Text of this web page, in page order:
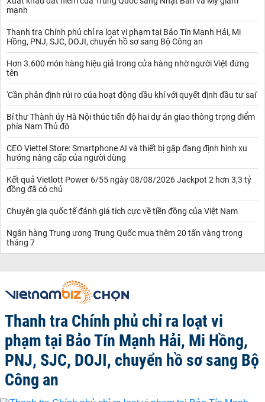
mạnh
Thanh tra Chính phủ chỉ ra loạt vi phạm tại Bảo Tín Mạnh Hải, Mi
Hồng, PNJ, SJC, DOJI, chuyển hồ sơ sang Bộ Công an
Hơn 3.600 món hàng hiệu giả trong cửa hàng nhờ người Việt đứng
tên
'Cần phân định rủi ro của hoạt động dầu khí với quyết định đầu tư sai'
Bí thư Thành ủy Hà Nội thúc tiến độ hai dự án giao thông trọng điểm
phía Nam Thủ đô
CEO Viettel Store: Smartphone AI và thiết bị gập đang định hình xu
hướng nâng cấp của người dùng
Kết quả Vietlott Power 6/55 ngày 08/08/2026 Jackpot 2 hơn 3,3 tỷ
đồng đã có chủ
Chuyên gia quốc tế đánh giá tích cực về tiền đồng của Việt Nam
Ngân hàng Trung ương Trung Quốc mua thêm 20 tấn vàng trong
tháng 7
Thanh tra Chính phủ chỉ ra loạt vi
phạm tại Bảo Tín Mạnh Hải, Mi Hồng,
PNJ, SJC, DOJI, chuyển hồ sơ sang Bộ
Công an